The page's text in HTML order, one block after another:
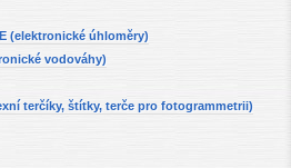
(elektronické úhloměry)
vodováhy)
terčíky, štítky, terče pro fotogrammetrii)